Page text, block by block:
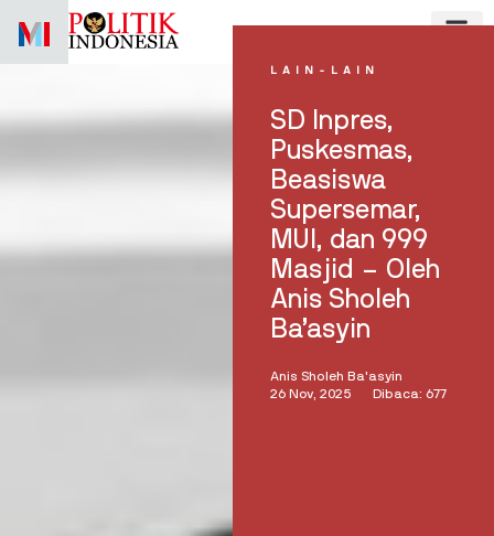
LAIN-LAIN
SD Inpres,
Puskesmas,
Beasiswa
Supersemar,
MUI, dan 999
Masjid – Oleh
Anis Sholeh
Ba’asyin
Anis Sholeh Ba'asyin
26 Nov, 2025
Dibaca: 677